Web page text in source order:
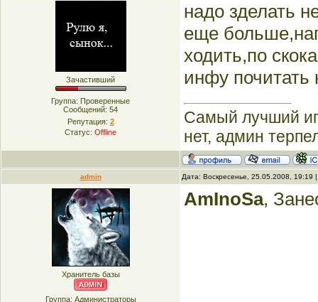
Зачастивший
Группа: Проверенные
Сообщений: 54
Репутация: 2
Статус: Offline
надо зделать
еще
ходить,по
инфу почитать
Самый лучший
нет, админ
admin Дата: Воскресенье, 25.05.2008,
Хранитель базы
Группа: Администраторы
AmInoSa,